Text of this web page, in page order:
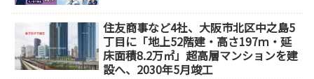
住友商事など4社、大阪市北区中之島5
丁目に「地上52階建・高さ197ｍ・延
床面積8.2万㎡」超高層マンションを建
設へ、2030年5月竣工